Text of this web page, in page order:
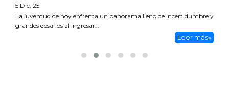
5 Dic, 25
La juventud de hoy enfrenta un panorama lleno de incertidumbre y
grandes desafíos al ingresar…
Leer más»